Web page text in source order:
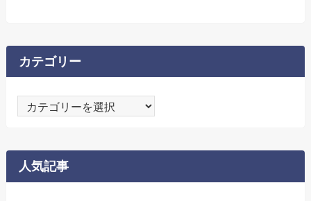
カテゴリー
ー
人気記事